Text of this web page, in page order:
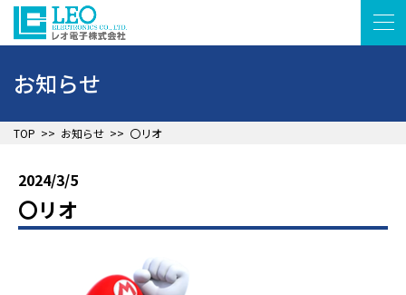
お知らせ
TOP >> お知らせ >> 〇リオ
2024/3/5
〇リオ